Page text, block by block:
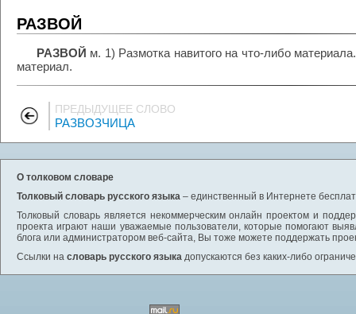
РАЗВОЙ
РАЗВОЙ м. 1) Размотка навитого на что-либо
материал.
ПРЕДЫДУЩЕЕ СЛОВО
РАЗВОЗЧИЦА
О толковом словаре
Толковый словарь русского языка – единственный в Интернете
Толковый словарь является некоммерческим онлайн проектом и
проекта играют наши уважаемые пользователи, которые помогают
блога или администратором веб-сайта, Вы тоже можете поддержать
Ссылки на словарь русского языка допускаются без каких-либо